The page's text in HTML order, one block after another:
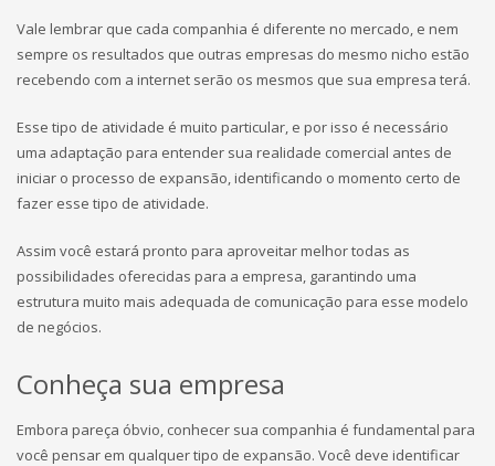
Vale lembrar que cada companhia é diferente no mercado, e nem
sempre os resultados que outras empresas do mesmo nicho estão
recebendo com a internet serão os mesmos que sua empresa terá.
Esse tipo de atividade é muito particular, e por isso é necessário
uma adaptação para entender sua realidade comercial antes de
iniciar o processo de expansão, identificando o momento certo de
fazer esse tipo de atividade.
Assim você estará pronto para aproveitar melhor todas as
possibilidades oferecidas para a empresa, garantindo uma
estrutura muito mais adequada de comunicação para esse modelo
de negócios.
Conheça sua empresa
Embora pareça óbvio, conhecer sua companhia é fundamental para
você pensar em qualquer tipo de expansão. Você deve identificar